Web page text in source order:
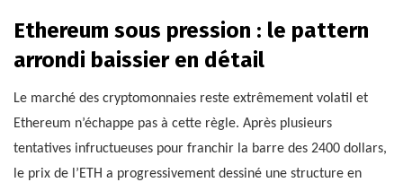
Ethereum sous pression : le pattern
arrondi baissier en détail
Le marché des cryptomonnaies reste extrêmement volatil et
Ethereum n’échappe pas à cette règle. Après plusieurs
tentatives infructueuses pour franchir la barre des 2400 dollars,
le prix de l’ETH a progressivement dessiné une structure en